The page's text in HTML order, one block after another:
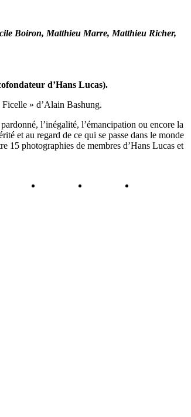
Boiron, Matthieu Marre, Matthieu Richer,
d’Hans Lucas).
» d’Alain Bashung.
l’inégalité, l’émancipation ou encore la
et au regard de ce qui se passe dans le monde
15 photographies de membres d’Hans Lucas et